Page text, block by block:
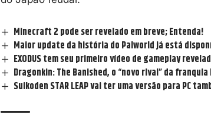
Minecraft 2 pode ser revelado em breve; Entenda!
Maior update da história do Palworld já está
EXODUS tem seu primeiro vídeo de gameplay
Dragonkin: The Banished, o “novo rival” da
Suikoden STAR LEAP vai ter uma versão para PC